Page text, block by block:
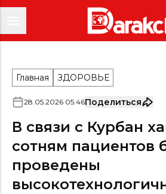
Главная ЗДОРОВЬЕ
28.05.2026 05:46Поделиться
В связи с Курбан
сотням пациентов
проведены